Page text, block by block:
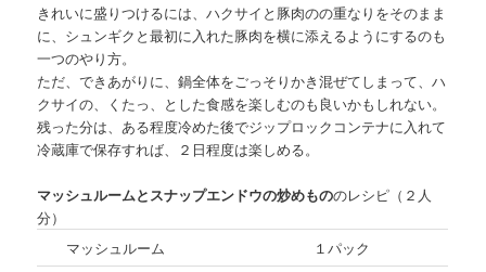
きれいに盛りつけるには、ハクサイと豚肉のの重なりをそのまま
に、シュンギクと最初に入れた豚肉を横に添えるようにするのも
一つのやり方。
ただ、できあがりに、鍋全体をごっそりかき混ぜてしまって、ハ
クサイの、くたっ、とした食感を楽しむのも良いかもしれない。
残った分は、ある程度冷めた後でジップロックコンテナに入れて
冷蔵庫で保存すれば、２日程度は楽しめる。
マッシュルームとスナップエンドウの炒めもののレシピ（２人
分）
マッシュルーム
１パック